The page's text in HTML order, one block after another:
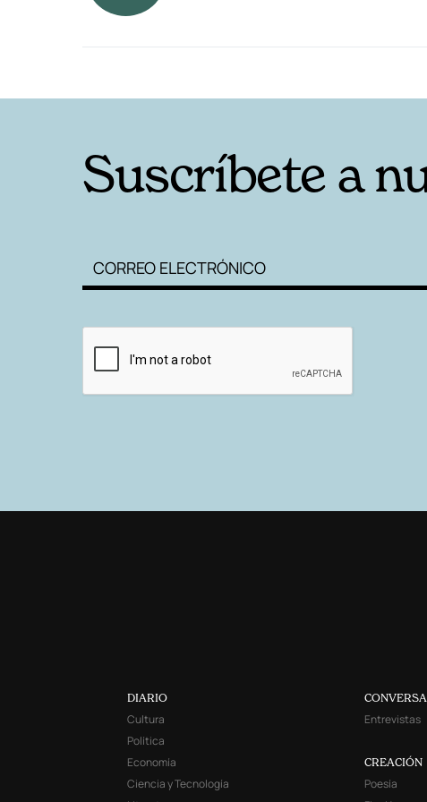
Suscríbete a
DIARIO
Cultura
Política
Economía
Ciencia y Tecnología
Entrevistas
CREACIÓN
Poesía